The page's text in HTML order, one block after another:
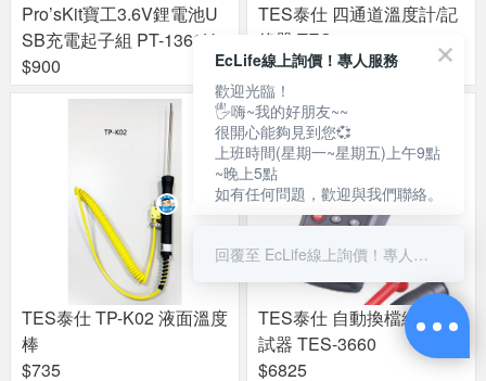
Pro’sKit寶工3.6V鋰電池U
SB充電起子組 PT-1366U
$900
TES泰仕 四通道溫度計/記
錄器 TES-1384
$5989
TES泰仕 TP-K02 液面溫度
棒
$735
TES泰仕 自動換檔絕緣測
試器 TES-3660
$6825
EcLife線上詢價！專人服務
歡迎光臨！
🖐嗨~我的好朋友~~
很開心能夠見到您💞
上班時間(星期一~星期五)上午9點
~晚上5點
如有任何問題，歡迎與我們聯絡。
回覆至 EcLife線上詢價！專人服務